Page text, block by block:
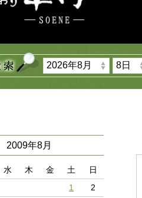
2009年8月
水 木 金 土 日
1
2